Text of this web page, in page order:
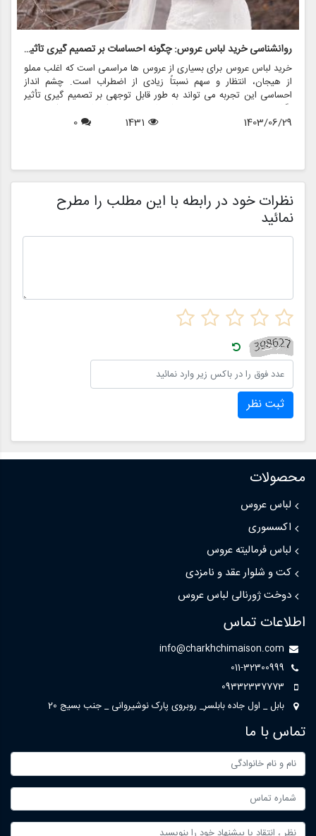
روانشناسی خرید لباس عروس: چگونه احساسات بر تصمیم گیری تأثیر می گذارد
خرید لباس عروس برای بسیاری از عروس ها مراسمی است که اغلب مملو
از هیجان، انتظار و سهم نسبتاً زیادی از اضطراب است. چشم انداز
احساسی این تجربه می تواند به طور قابل توجهی بر تصمیم گیری تأثیر
بگذارد و منجر به انتخاب هایی شود که نه تنها سبک شخصی بلکه عوامل
روانی عمیق تری را نیز منعکس می کند. در این مقاله، روانشناسی خرید
1403/06/29
1431
0
نظرات خود در رابطه با این مطلب را مطرح
نمائید
ثبت نظر
محصولات
لباس عروس
اکسسوری
لباس فرمالیته عروس
کت و شلوار عقد و نامزدی
دوخت ژورنالی لباس عروس
اطلاعات تماس
info@charkhchimaison.com
011-32300999
09332337773
بابل _ اول جاده بابلسر_ روبروی پارک نوشیروانی _ جنب بسیج 20
تماس با ما